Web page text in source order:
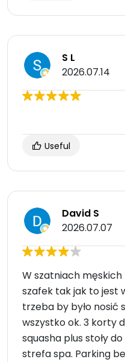
S L
2026.07.14
Useful
David S
2026.07.07
W szatniach męskich
szafek tak jak to jest
trzeba by było nosić
wszystko ok. 3 korty
squasha plus stoły
strefa spa. Parking